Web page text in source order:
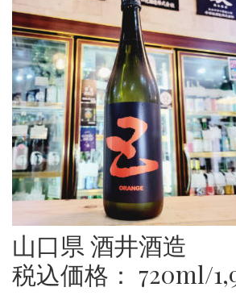
山口県 酒井酒造
税込価格： 720ml/